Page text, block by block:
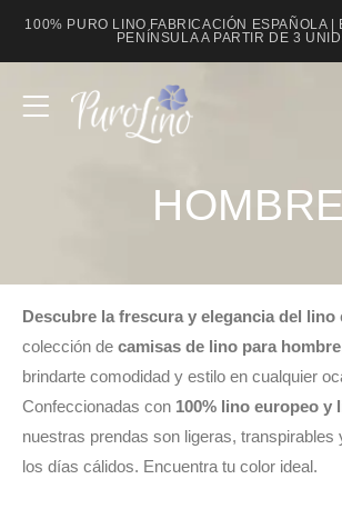
100% PURO LINO FABRICACIÓN ESPAÑOLA |
PENÍNSULA A PARTIR DE 3
HOMBRE
Descubre la frescura y elegancia del lino
colección de camisas de lino para hombre
brindarte comodidad y estilo en cualquier
Confeccionadas con 100% lino europeo y
nuestras prendas son ligeras, transpirables
los días cálidos. Encuentra tu color ideal.